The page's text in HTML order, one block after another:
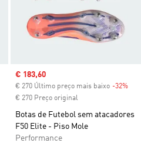
Sale price
€ 183,60
€ 270 Último preço mais baixo -32%
€ 270 Preço original
Botas de Futebol sem atacadores
F50 Elite - Piso Mole
Performance